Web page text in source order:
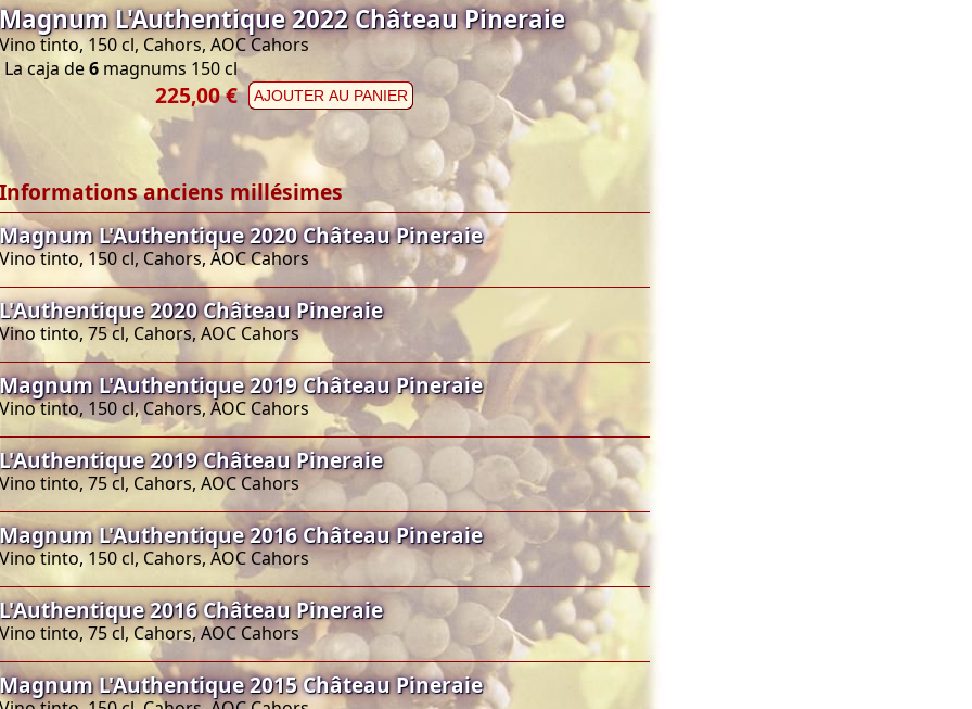
Magnum L'Authentique 2022 Château Pineraie
Vino tinto, 150 cl, Cahors, AOC Cahors
La caja de6 magnums 150 cl
225,00 € AJOUTER AU PANIER
Informations anciens millésimes
Magnum L'Authentique 2020 Château Pineraie
Vino tinto, 150 cl, Cahors, AOC Cahors
L'Authentique 2020 Château Pineraie
Vino tinto, 75 cl, Cahors, AOC Cahors
Magnum L'Authentique 2019 Château Pineraie
Vino tinto, 150 cl, Cahors, AOC Cahors
L'Authentique 2019 Château Pineraie
Vino tinto, 75 cl, Cahors, AOC Cahors
Magnum L'Authentique 2016 Château Pineraie
Vino tinto, 150 cl, Cahors, AOC Cahors
L'Authentique 2016 Château Pineraie
Vino tinto, 75 cl, Cahors, AOC Cahors
Magnum L'Authentique 2015 Château Pineraie